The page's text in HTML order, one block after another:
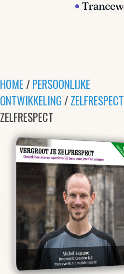
HOME/PERSOONLIJKE
ONTWIKKELING/ZELFRESPECT
ZELFRESPECT